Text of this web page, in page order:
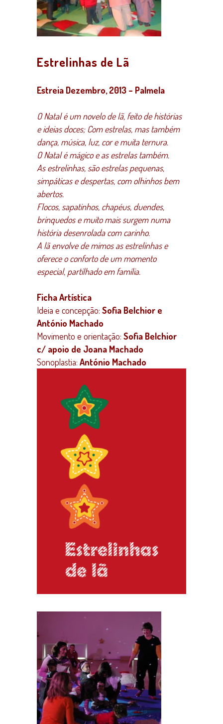
Estrelinhas de Lã
Estreia Dezembro, 2013 – Palmela
O Natal é um novelo de lã, feito de histórias
e ideias doces; Com estrelas, mas também
dança, música, luz, cor e muita ternura.
O Natal é mágico e as estrelas também.
As estrelinhas, são estrelas pequenas,
simpáticas e despertas, com olhinhos bem
abertos.
Flocos, sapatinhos, chapéus, duendes,
brinquedos e muito mais surgem numa
história desenrolada com carinho.
A lã envolve de mimos as estrelinhas e
oferece o conforto de um momento
especial, partilhado em família.
Ficha Artística
Ideia e concepção: Sofia Belchior e
António Machado
Movimento e orientação: Sofia Belchior
c/ apoio de Joana Machado
Sonoplastia: António Machado